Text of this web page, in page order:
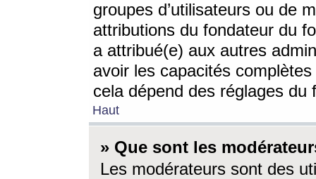
groupes d’utilisateurs ou de
attributions du fondateur du
a attribué(e) aux autres
avoir les capacités
cela dépend des réglages du
Haut
» Que sont les
Les modérateurs sont des